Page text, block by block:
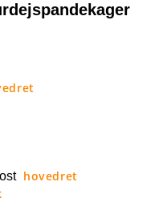
hovedret